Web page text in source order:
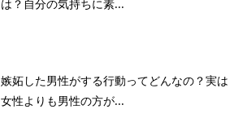
は？自分の気持ちに素...
嫉妬した男性がする行動ってどんなの？実は
女性よりも男性の方が...